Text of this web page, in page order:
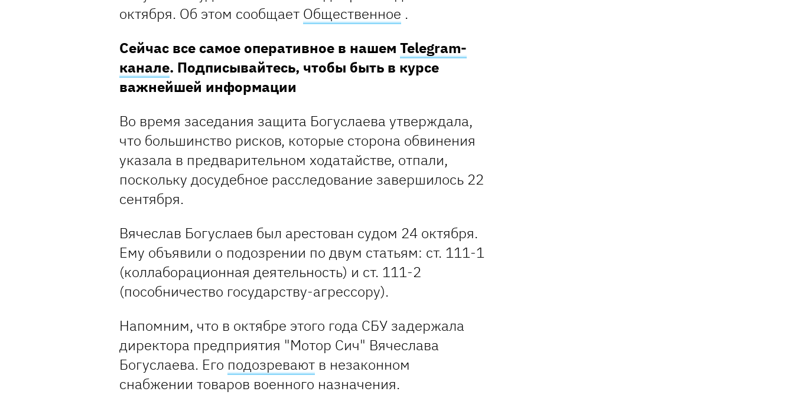
октября. Об этом сообщает Общественное .
Сейчас все самое оперативное в нашем Telegram-
канале. Подписывайтесь, чтобы быть в курсе
важнейшей информации
Во время заседания защита Богуслаева утверждала,
что большинство рисков, которые сторона обвинения
указала в предварительном ходатайстве, отпали,
поскольку досудебное расследование завершилось 22
сентября.
Вячеслав Богуслаев был арестован судом 24 октября.
Ему объявили о подозрении по двум статьям: ст. 111-1
(коллаборационная деятельность) и ст. 111-2
(пособничество государству-агрессору).
Напомним, что в октябре этого года СБУ задержала
директора предприятия "Мотор Сич" Вячеслава
Богуслаева. Его подозревают в незаконном
снабжении товаров военного назначения.